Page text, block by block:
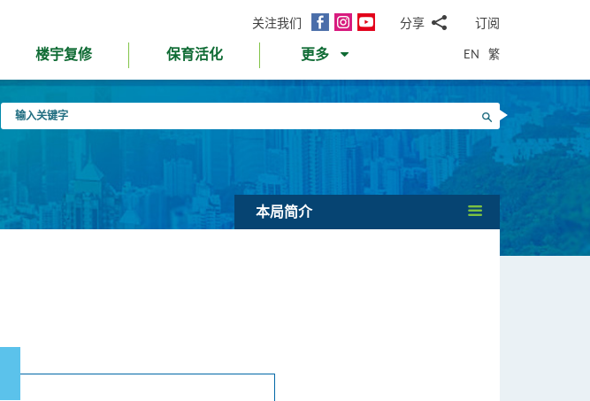
关注我们
面
InstagramYouTube分享
邮WhatsApp
微
信
面
书Twitter
LinkedIn
微
订阅
楼宇复修 保育活化 更多 EN 繁
入
搜寻
本局简介